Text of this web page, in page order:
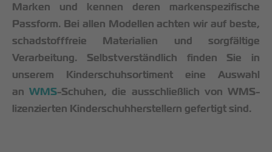
Marken und kennen deren markenspezifische
Passform. Bei allen Modellen achten wir auf beste,
schadstofffreie Materialien und sorgfältige
Verarbeitung. Selbstverständlich finden Sie in
unserem Kinderschuhsortiment eine Auswahl
anWMS-Schuhen, die ausschließlich von WMS-
lizenzierten Kinderschuhherstellern gefertigt sind.